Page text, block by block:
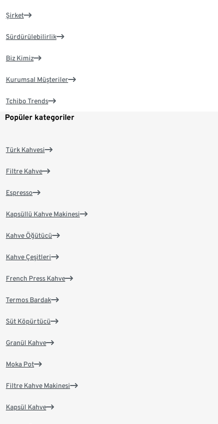
Şirket
Sürdürülebilirlik
Biz Kimiz
Kurumsal Müşteriler
Tchibo Trends
Popüler kategoriler
Türk Kahvesi
Filtre Kahve
Espresso
Kapsüllü Kahve Makinesi
Kahve Öğütücü
Kahve Çeşitleri
French Press Kahve
Termos Bardak
Süt Köpürtücü
Granül Kahve
Moka Pot
Filtre Kahve Makinesi
Kapsül Kahve